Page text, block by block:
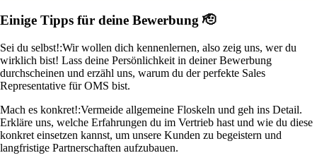
Einige Tipps für deine Bewerbung 🫡
Sei du selbst!:Wir wollen dich kennenlernen, also zeig uns, wer du
wirklich bist! Lass deine Persönlichkeit in deiner Bewerbung
durchscheinen und erzähl uns, warum du der perfekte Sales
Representative für OMS bist.
Mach es konkret!:Vermeide allgemeine Floskeln und geh ins Detail.
Erkläre uns, welche Erfahrungen du im Vertrieb hast und wie du diese
konkret einsetzen kannst, um unsere Kunden zu begeistern und
langfristige Partnerschaften aufzubauen.